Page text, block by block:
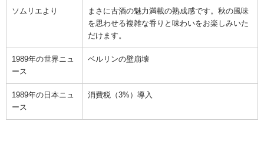
ソムリエより
まさに古酒の魅力満載の熟成感です。秋の風味
を思わせる複雑な香りと味わいをお楽しみいた
だけます。
1989年の世界ニュ
ース
ベルリンの壁崩壊
1989年の日本ニュ
ース
消費税（3%）導入